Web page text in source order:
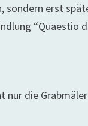
sondern erst
“Quaestio
nur die